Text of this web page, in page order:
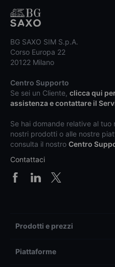
BG SAXO SIM S.p.A.
Corso Europa 22
20122 Milano
Centro Supporto
Se sei un Cliente, clicca qui
assistenza e contattare il
Se hai domande relative al tuo
nostri prodotti o alle nostre
consulta il nostro Centro
Contattaci
Prodotti e prezzi
Piattaforme